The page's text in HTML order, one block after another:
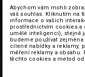
Abychom vám mohli
váš souhlas. Kliknutím na
informace o vašich
prostřednictvím cookies a
umělé inteligenci), stejně
budeme používat
cílené nabídky a reklamy,
měření reklamy a obsahu.
těchto cookies a metod